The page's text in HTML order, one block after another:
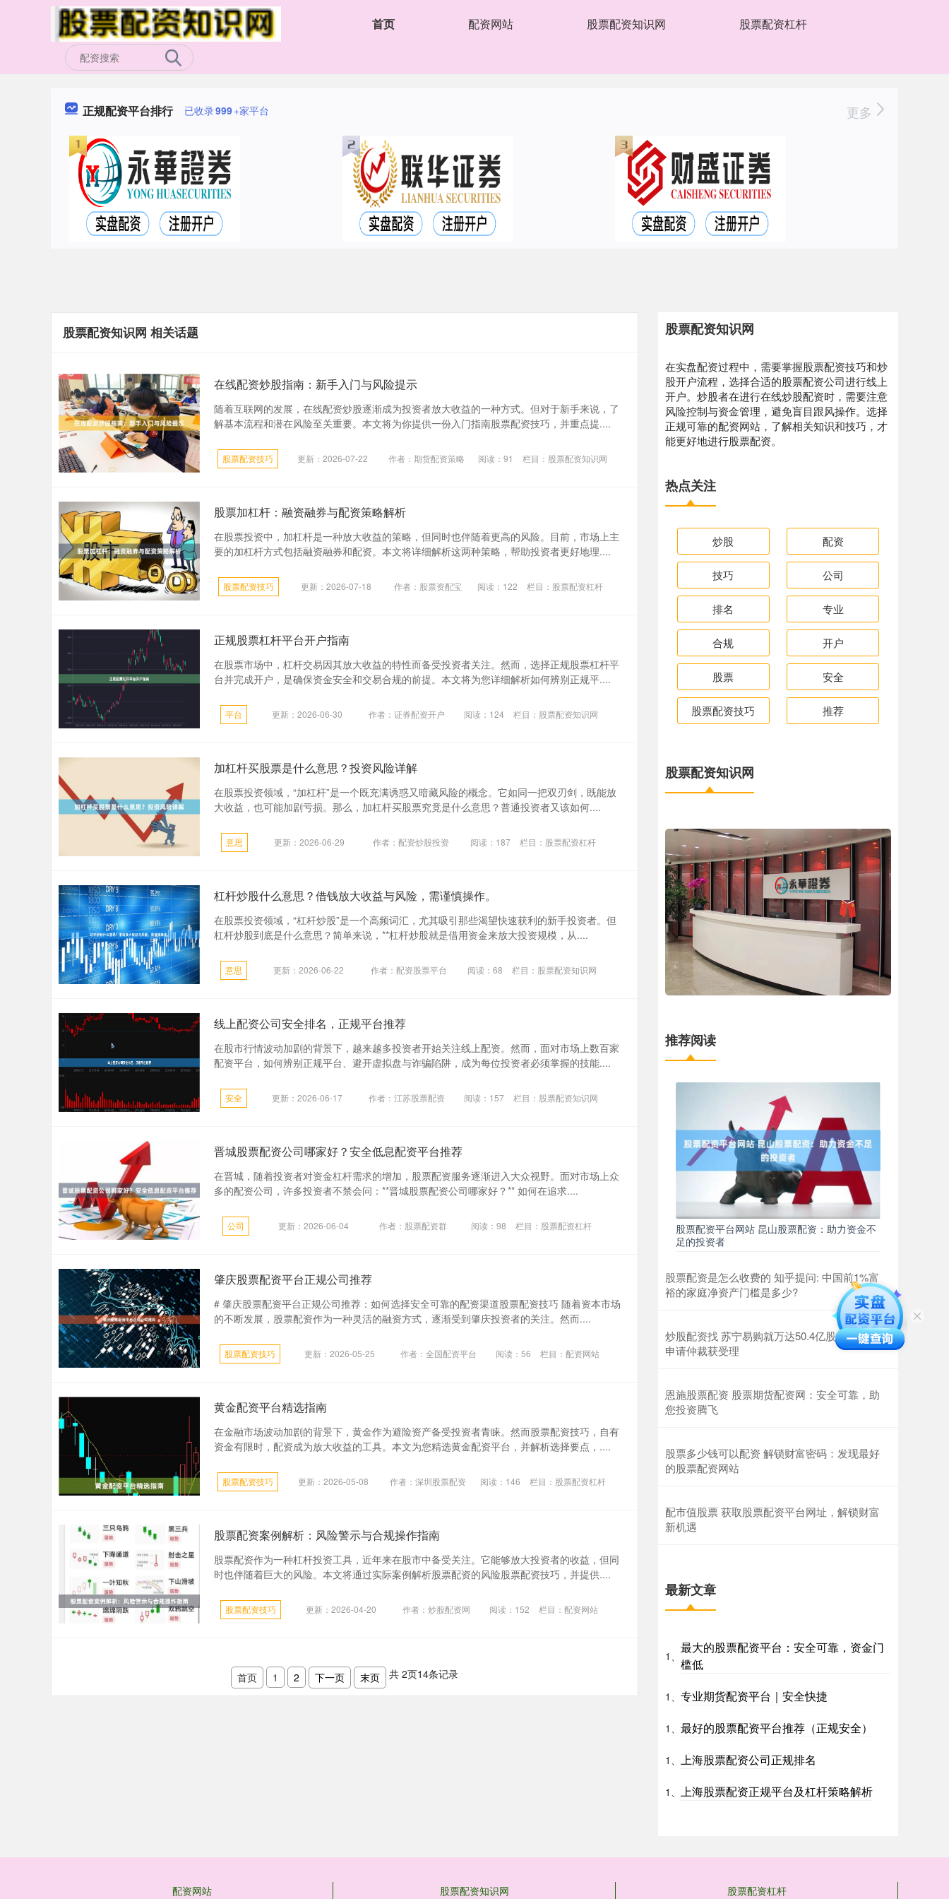
首页 配资网站 股票配资知识网 股票配资杠杆
正规配资平台排行 已收录999+家平台 更多
股票配资知识网 相关话题
在线配资炒股指南：新手入门与风险提示
随着互联网的发展，在线配资炒股逐渐成为投资者放大收益的一种方式。但对于新手来说，了
解基本流程和潜在风险至关重要。本文将为你提供一份入门指南股票配资技巧，并重点提....
股票配资技巧 更新：2026-07-22 作者：期货配资策略 阅读： 91 栏目： 股票配资知识网
股票加杠杆：融资融券与配资策略解析
在股票投资中，加杠杆是一种放大收益的策略，但同时也伴随着更高的风险。目前，市场上主
要的加杠杆方式包括融资融券和配资。本文将详细解析这两种策略，帮助投资者更好地理....
股票配资技巧 更新：2026-07-18 作者：股票资配宝 阅读： 122 栏目： 股票配资杠杆
正规股票杠杆平台开户指南
在股票市场中，杠杆交易因其放大收益的特性而备受投资者关注。然而，选择正规股票杠杆平
台并完成开户，是确保资金安全和交易合规的前提。本文将为您详细解析如何辨别正规平....
平台 更新：2026-06-30 作者：证券配资开户 阅读： 124 栏目： 股票配资知识网
加杠杆买股票是什么意思？投资风险详解
在股票投资领域，“加杠杆”是一个既充满诱惑又暗藏风险的概念。它如同一把双刃剑，既能放
大收益，也可能加剧亏损。那么，加杠杆买股票究竟是什么意思？普通投资者又该如何....
意思 更新：2026-06-29 作者：配资炒股投资 阅读： 187 栏目： 股票配资杠杆
杠杆炒股什么意思？借钱放大收益与风险，需谨慎操作。
在股票投资领域，“杠杆炒股”是一个高频词汇，尤其吸引那些渴望快速获利的新手投资者。但
杠杆炒股到底是什么意思？简单来说，**杠杆炒股就是借用资金来放大投资规模，从....
意思 更新：2026-06-22 作者：配资股票平台 阅读：68 栏目： 股票配资知识网
线上配资公司安全排名，正规平台推荐
在股市行情波动加剧的背景下，越来越多投资者开始关注线上配资。然而，面对市场上数百家
配资平台，如何辨别正规平台、避开虚拟盘与诈骗陷阱，成为每位投资者必须掌握的技能....
安全 更新：2026-06-17 作者：江苏股票配资 阅读： 157 栏目： 股票配资知识网
晋城股票配资公司哪家好？安全低息配资平台推荐
在晋城，随着投资者对资金杠杆需求的增加，股票配资服务逐渐进入大众视野。面对市场上众
多的配资公司，许多投资者不禁会问：**晋城股票配资公司哪家好？** 如何在追求....
公司 更新：2026-06-04 作者：股票配资群 阅读： 98 栏目： 股票配资杠杆
肇庆股票配资平台正规公司推荐
# 肇庆股票配资平台正规公司推荐：如何选择安全可靠的配资渠道股票配资技巧 随着资本市场
的不断发展，股票配资作为一种灵活的融资方式，逐渐受到肇庆投资者的关注。然而....
股票配资技巧 更新：2026-05-25 作者：全国配资平台 阅读： 56 栏目： 配资网站
黄金配资平台精选指南
在金融市场波动加剧的背景下，黄金作为避险资产备受投资者青睐。然而股票配资技巧，自有
资金有限时，配资成为放大收益的工具。本文为您精选黄金配资平台，并解析选择要点，....
股票配资技巧 更新：2026-05-08 作者：深圳股票配资 阅读： 146 栏目： 股票配资杠杆
股票配资案例解析：风险警示与合规操作指南
股票配资作为一种杠杆投资工具，近年来在股市中备受关注。它能够放大投资者的收益，但同
时也伴随着巨大的风险。本文将通过实际案例解析股票配资的风险股票配资技巧，并提供....
股票配资技巧 更新：2026-04-20 作者：炒股配资网 阅读： 152 栏目： 配资网站
首页 1 2 下一页 末页 共 2页14条记录
股票配资知识网
在实盘配资过程中，需要掌握股票配资技巧和炒
股开户流程，选择合适的股票配资公司进行线上
开户。炒股者在进行在线炒股配资时，需要注意
风险控制与资金管理，避免盲目跟风操作。选择
正规可靠的配资网站，了解相关知识和技巧，才
能更好地进行股票配资。
热点关注
炒股 配资
技巧 公司
排名 专业
合规 开户
股票 安全
股票配资技巧 推荐
股票配资知识网
推荐阅读
股票配资平台网站 昆山股票配资：助力资金不
足的投资者
股票配资是怎么收费的 知乎提问: 中国前1%富
裕的家庭净资产门槛是多少?
炒股配资找 苏宁易购就万达50.4亿股权回购款
申请仲裁获受理
恩施股票配资 股票期货配资网：安全可靠，助
您投资腾飞
股票多少钱可以配资 解锁财富密码：发现最好
的股票配资网站
配市值股票 获取股票配资平台网址，解锁财富
新机遇
最新文章
1、
最大的股票配资平台：安全可靠，资金门
槛低
1、 专业期货配资平台｜安全快捷
1、 最好的股票配资平台推荐（正规安全）
1、 上海股票配资公司正规排名
1、 上海股票配资正规平台及杠杆策略解析
配资网站 股票配资知识网 股票配资杠杆